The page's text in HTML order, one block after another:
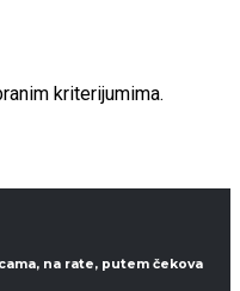
kriterijumima.
na rate, putem čekova